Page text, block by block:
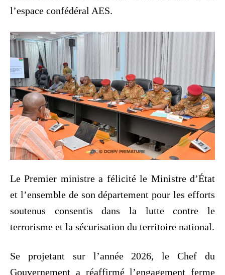
l’espace confédéral AES.
‎Le Premier ministre a félicité le Ministre d’État
et l’ensemble de son département pour les efforts
soutenus consentis dans la lutte contre le
terrorisme et la sécurisation du territoire national.
‎Se projetant sur l’année 2026, le Chef du
Gouvernement a réaffirmé l’engagement ferme